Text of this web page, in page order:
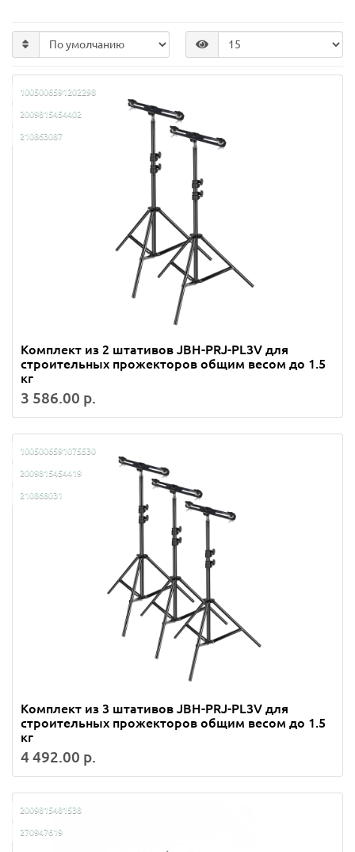
1005006591202298
2009815454402
210863087
Комплект из 2 штативов JBH-PRJ-PL3V для
строительных прожекторов общим весом до 1.5
кг
3 586.00 р.
1005006591075530
2009815454419
210868031
Комплект из 3 штативов JBH-PRJ-PL3V для
строительных прожекторов общим весом до 1.5
кг
4 492.00 р.
2009815481538
270947619